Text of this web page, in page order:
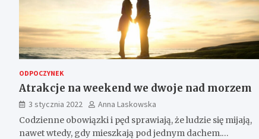
ODPOCZYNEK
Atrakcje na weekend we dwoje nad morzem
3 stycznia 2022
Anna Laskowska
Codzienne obowiązki i pęd sprawiają, że ludzie się mijają,
nawet wtedy, gdy mieszkają pod jednym dachem.…